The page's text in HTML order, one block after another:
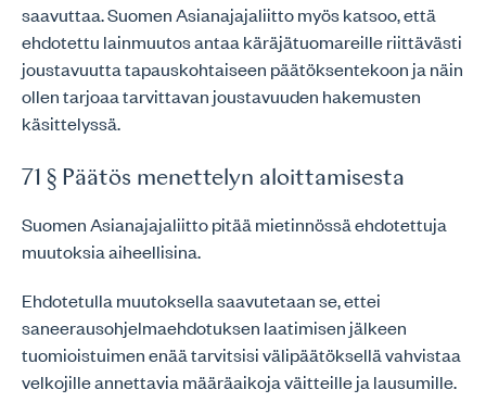
saavuttaa. Suomen Asianajajaliitto myös katsoo, että
ehdotettu lainmuutos antaa käräjätuomareille riittävästi
joustavuutta tapauskohtaiseen päätöksentekoon ja näin
ollen tarjoaa tarvittavan joustavuuden hakemusten
käsittelyssä.
71 § Päätös menettelyn aloittamisesta
Suomen Asianajajaliitto pitää mietinnössä ehdotettuja
muutoksia aiheellisina.
Ehdotetulla muutoksella saavutetaan se, ettei
saneerausohjelmaehdotuksen laatimisen jälkeen
tuomioistuimen enää tarvitsisi välipäätöksellä vahvistaa
velkojille annettavia määräaikoja väitteille ja lausumille.